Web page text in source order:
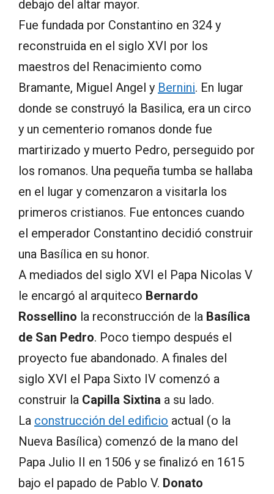
debajo del altar mayor.
Fue fundada por Constantino en 324 y
reconstruida en el siglo XVI por los
maestros del Renacimiento como
Bramante, Miguel Angel y Bernini. En lugar
donde se construyó la Basilica, era un circo
y un cementerio romanos donde fue
martirizado y muerto Pedro, perseguido por
los romanos. Una pequeña tumba se hallaba
en el lugar y comenzaron a visitarla los
primeros cristianos. Fue entonces cuando
el emperador Constantino decidió construir
una Basílica en su honor.
A mediados del siglo XVI el Papa Nicolas V
le encargó al arquiteco Bernardo
Rossellino la reconstrucción de la Basílica
de San Pedro. Poco tiempo después el
proyecto fue abandonado. A finales del
siglo XVI el Papa Sixto IV comenzó a
construir la Capilla Sixtina a su lado.
La construcción del edificio actual (o la
Nueva Basílica) comenzó de la mano del
Papa Julio II en 1506 y se finalizó en 1615
bajo el papado de Pablo V. Donato